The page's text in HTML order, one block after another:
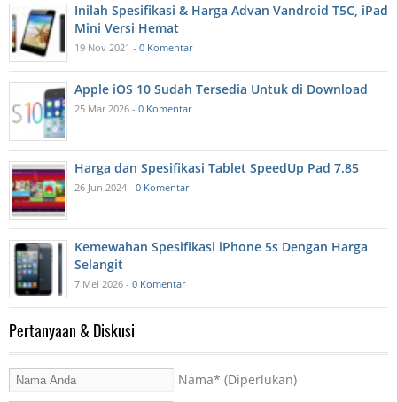
Inilah Spesifikasi & Harga Advan Vandroid T5C, iPad
Mini Versi Hemat
19 Nov 2021 - 0 Komentar
Apple iOS 10 Sudah Tersedia Untuk di Download
25 Mar 2026 - 0 Komentar
Harga dan Spesifikasi Tablet SpeedUp Pad 7.85
26 Jun 2024 - 0 Komentar
Kemewahan Spesifikasi iPhone 5s Dengan Harga
Selangit
7 Mei 2026 - 0 Komentar
Pertanyaan & Diskusi
Nama* (Diperlukan)